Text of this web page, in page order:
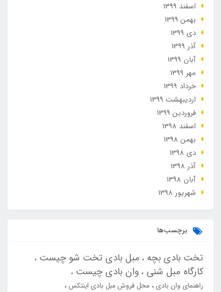
اسفند 1399
بهمن 1399
دی 1399
آذر 1399
آبان 1399
مهر 1399
خرداد 1399
ارديبهشت 1399
فروردین 1399
اسفند 1398
بهمن 1398
دی 1398
آذر 1398
آبان 1398
شهریور 1398
برچسب‌ها
تخت بادی بچه مبل بادی تخت شو چیست
کارگاه مبل شنی وان بادی چیست
راهنمای وان بادی محل فروش مبل بادی اینتکس